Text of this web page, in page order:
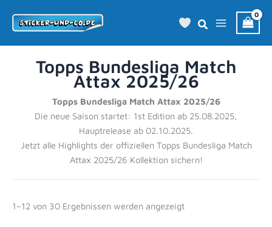
Inhalt
Topps Bundesliga Match
Attax 2025/26
Topps Bundesliga Match Attax 2025/26
Die neue Saison startet: 1st Edition ab 25.08.2025,
Hauptrelease ab 02.10.2025.
Jetzt alle Highlights der offiziellen Topps Bundesliga Match
Attax 2025/26 Kollektion sichern!
1–12 von 30 Ergebnissen werden angezeigt